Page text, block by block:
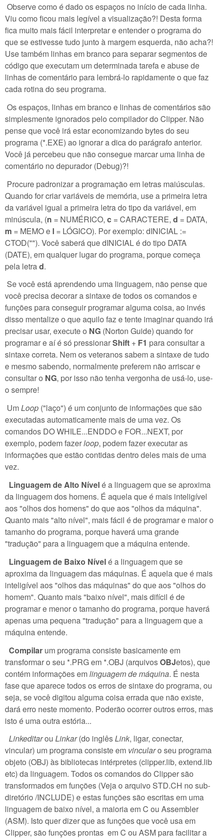
Observe como é dado os espaços no início de cada linha.
Viu como ficou mais legível a visualização?! Desta forma
fica muito mais fácil interpretar e entender o programa do
que se estivesse tudo junto à margem esquerda, não acha?!
Use também linhas em branco para separar segmentos de
código que executam um determinada tarefa e abuse de
linhas de comentário para lembrá-lo rapidamente o que faz
cada rotina do seu programa.
Os espaços, linhas em branco e linhas de comentários são
simplesmente ignorados pelo compilador do Clipper. Não
pense que você irá estar economizando bytes do seu
programa (*.EXE) ao ignorar a dica do parágrafo anterior.
Você já percebeu que não consegue marcar uma linha de
comentário no depurador (Debug)?!
Procure padronizar a programação em letras maiúsculas.
Quando for criar variáveis de memória, use a primeira letra
da variável igual a primeira letra do tipo da variável, em
minúscula, (n = NUMÉRICO, c = CARACTERE, d = DATA,
m = MEMO e l = LÓGICO). Por exemplo: dINICIAL :=
CTOD(""). Você saberá que dINICIAL é do tipo DATA
(DATE), em qualquer lugar do programa, porque começa
pela letrad.
Se você está aprendendo uma linguagem, não pense que
você precisa decorar a sintaxe de todos os comandos e
funções para conseguir programar alguma coisa, ao invés
disso mentalize o que aquilo faz e tente imaginar quando irá
precisar usar, execute o NG (Norton Guide) quando for
programar e aí é só pressionarShift + F1 para consultar a
sintaxe correta. Nem os veteranos sabem a sintaxe de tudo
e mesmo sabendo, normalmente preferem não arriscar e
consultar o NG, por isso não tenha vergonha de usá-lo, use-
o sempre!
UmLoop ("laço") é um conjunto de informações que são
executadas automaticamente mais de uma vez. Os
comandos DO WHILE...ENDDO e FOR...NEXT, por
exemplo, podem fazerloop, podem fazer executar as
informações que estão contidas dentro deles mais de uma
vez.
Linguagem de Alto Nívelé a linguagem que se aproxima
da linguagem dos homens. É aquela que é mais inteligível
aos "olhos dos homens" do que aos "olhos da máquina".
Quanto mais "alto nível", mais fácil é de programar e maior o
tamanho do programa, porque haverá uma grande
"tradução" para a linguagem que a máquina entende.
Linguagem de Baixo Nívelé a linguagem que se
aproxima da linguagem das máquinas. É aquela que é mais
inteligível aos "olhos das máquinas" do que aos "olhos do
homem". Quanto mais "baixo nível", mais difícil é de
programar e menor o tamanho do programa, porque haverá
apenas uma pequena "tradução" para a linguagem que a
máquina entende.
Compilar um programa consiste basicamente em
transformar o seu *.PRG em *.OBJ (arquivosOBJetos), que
contém informações emlinguagem de máquina. É nesta
fase que aparece todos os erros de sintaxe do programa, ou
seja, se você digitou alguma coisa errada que não existe,
dará erro neste momento. Poderão ocorrer outros erros, mas
isto é uma outra estória...
Linkeditarou Linkar(do inglêsLink, ligar, conectar,
vincular) um programa consiste em vincularo seu programa
objeto (OBJ) às bibliotecas intérpretes (clipper.lib, extend.lib
etc) da linguagem. Todos os comandos do Clipper são
transformados em funções (Veja o arquivo STD.CH no sub-
diretório /INCLUDE) e estas funções são escritas em uma
linguagem de baixo nível, a maioria em C ou Assembler
(ASM). Isto quer dizer que as funções que você usa em
Clipper, são funções prontas em C ou ASM para facilitar a